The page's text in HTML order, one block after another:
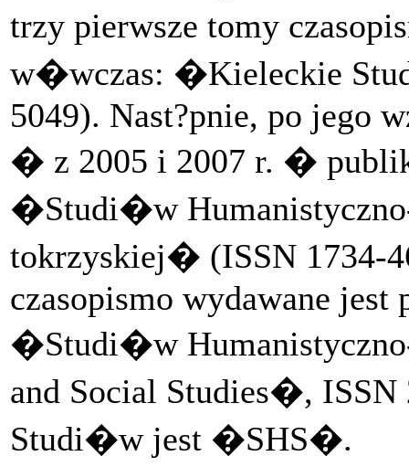
trzy pierwsze tomy
w�wczas: �Kieleckie
5049). Nast?pnie, po jego
� z 2005 i 2007 r. �
�Studi�w
tokrzyskiej� (ISSN 1734-
czasopismo wydawane jest
�Studi�w
and Social Studies�,
Studi�w jest �SHS�.